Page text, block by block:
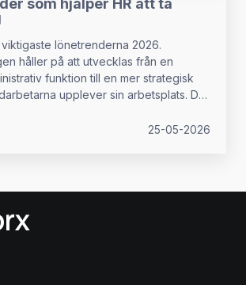
som hjälper HR att ta
lönetrenderna 2026.
håller på att utvecklas från en
funktion till en mer strategisk
upplever sin arbetsplats. Det
25-05-2026